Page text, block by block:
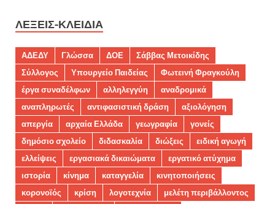
ΛΈΞΕΙΣ-ΚΛΕΙΔΙΆ
ΑΔΕΔΥ Γλώσσα ΔΟΕ
Σάββας Μετοικίδης
Σύλλογος
Υπουργείο Παιδείας
Φωτεινή Φραγκούλη
έργα συναδέλφων
αλληλεγγύη
αναδρομικά
αναπληρωτές
αντιφασιστική δράση
αξιολόγηση
απεργία
αρχαία Ελλάδα γεωγραφία
γονείς
δημόσιο σχολείο
διδασκαλία διώξεις
ειδική αγωγή
ελλείψεις
εργασιακά δικαιώματα
εργατικό ατύχημα
ιστορία
κίνημα καταγγελία
κινητοποιήσεις
κορονοϊός
κρίση λογοτεχνία
μελέτη περιβάλλοντος